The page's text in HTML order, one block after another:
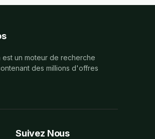
est un moteur de recherche
des millions d'offres
Suivez Nous